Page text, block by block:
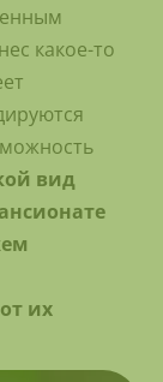
какое-то
вид
их